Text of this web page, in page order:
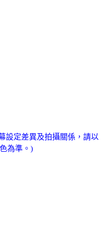
設定差異及拍攝關係，請以
為準。)